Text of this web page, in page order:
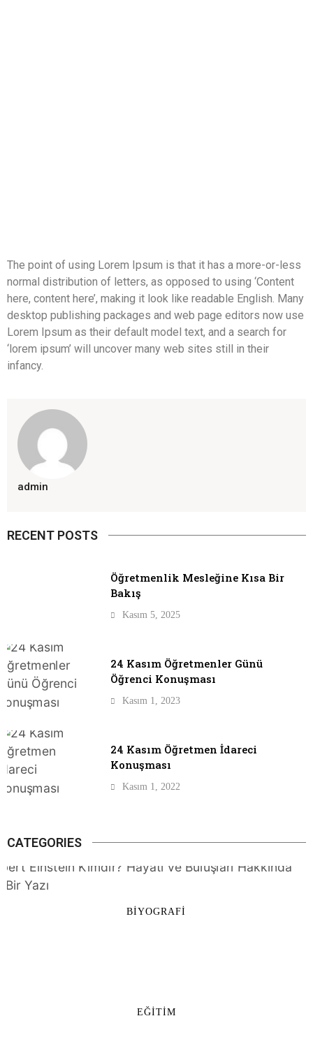
The point of using Lorem Ipsum is that it has a more-or-less
normal distribution of letters, as opposed to using ‘Content
here, content here’, making it look like readable English. Many
desktop publishing packages and web page editors now use
Lorem Ipsum as their default model text, and a search for
‘lorem ipsum’ will uncover many web sites still in their
infancy.
admin
RECENT POSTS
Öğretmenlik Mesleğine Kısa Bir
Bakış
Kasım 5, 2025
24 Kasım Öğretmenler Günü
Öğrenci Konuşması
Kasım 1, 2023
24 Kasım Öğretmen İdareci
Konuşması
Kasım 1, 2022
CATEGORIES
BIYOGRAFI
EĞITIM